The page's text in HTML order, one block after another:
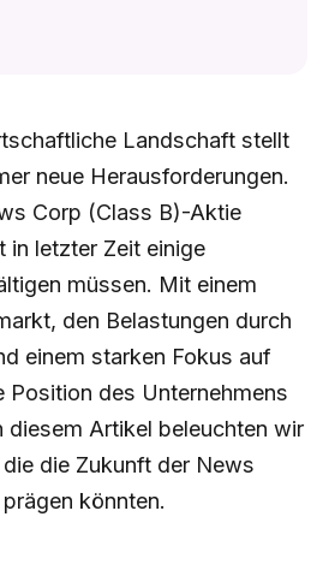
Landschaft stellt
neue Herausforderungen.
Corp (Class B)-Aktie
in letzter Zeit einige
müssen. Mit einem
den Belastungen durch
einem starken Fokus auf
Position des Unternehmens
diesem Artikel beleuchten wir
die Zukunft der News
könnten.